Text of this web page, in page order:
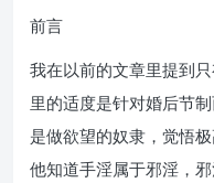
前言
我在以前的文章里提到
里的适度是针对婚后节
是做欲望的奴隶，觉悟
他知道手淫属于邪淫，